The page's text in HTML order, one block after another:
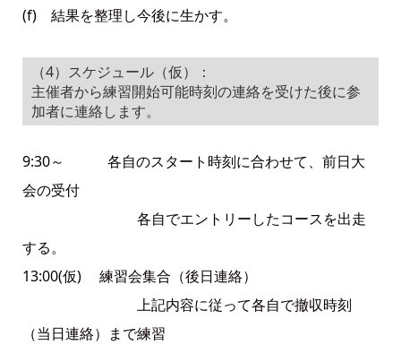
(f) 結果を整理し今後に生かす。
（4）スケジュール（仮）：
主催者から練習開始可能時刻の連絡を受けた後に参
加者に連絡します。
9:30～ 各自のスタート時刻に合わせて、前日大
会の受付
各自でエントリーしたコースを出走
する。
13:00(仮) 練習会集合（後日連絡）
上記内容に従って各自で撤収時刻
（当日連絡）まで練習